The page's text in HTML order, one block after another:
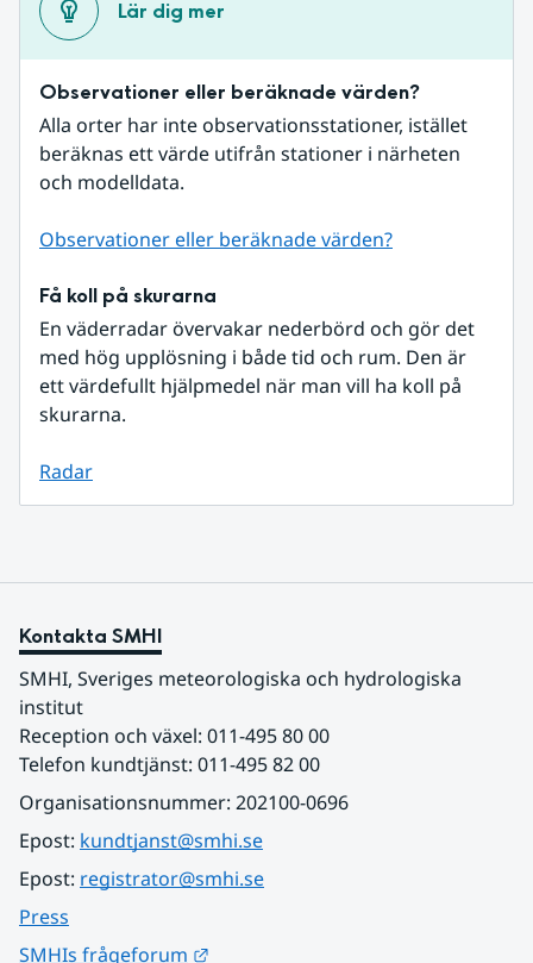
Lär dig mer
Observationer eller beräknade värden?
Alla orter har inte observationsstationer, istället
beräknas ett värde utifrån stationer i närheten
och modelldata.
Observationer eller beräknade värden?
Få koll på skurarna
En väderradar övervakar nederbörd och gör det
med hög upplösning i både tid och rum. Den är
ett värdefullt hjälpmedel när man vill ha koll på
skurarna.
Radar
Kontakta SMHI
SMHI, Sveriges meteorologiska och hydrologiska
institut
Reception och växel: 011-495 80 00
Telefon kundtjänst: 011-495 82 00
Organisationsnummer: 202100-0696
Epost: kundtjanst@smhi.se
Epost: registrator@smhi.se
Press
SMHIs frågeforum